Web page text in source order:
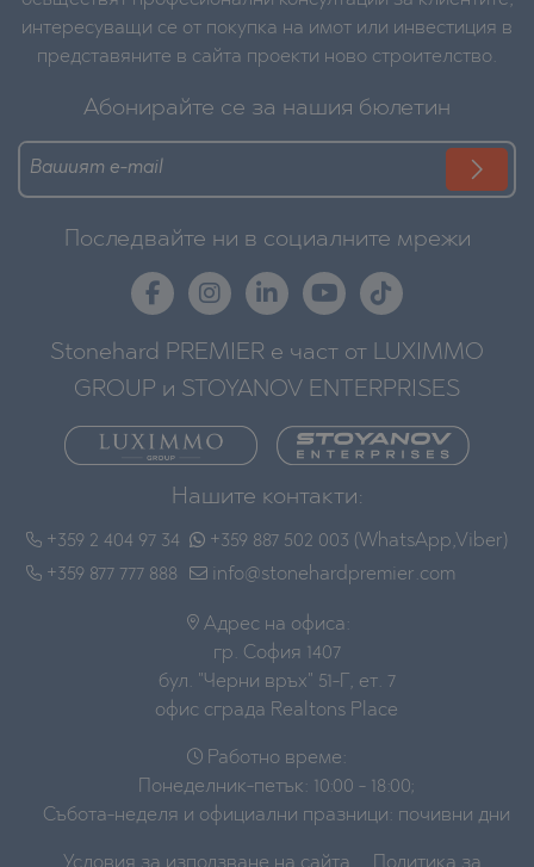
интересуващи се от покупка на имот или инвестиция в
представяните в сайта проекти ново строителство.
Абонирайте се за нашия бюлетин
Последвайте ни в социалните мрежи
Stonehard PREMIER е част от LUXIMMO
GROUP и STOYANOV ENTERPRISES
Нашите контакти:
+359 2 404 97 34
+359 877 777 888
+359 887 502 003 (WhatsApp,Viber)
info@stonehardpremier.com
Адрес на офиса:
гр. София 1407
бул. "Черни връх" 51-Г, ет. 7
офис сграда Realtons Place
Работно време:
Понеделник-петък: 10:00 - 18:00;
Събота-неделя и официални празници: почивни дни